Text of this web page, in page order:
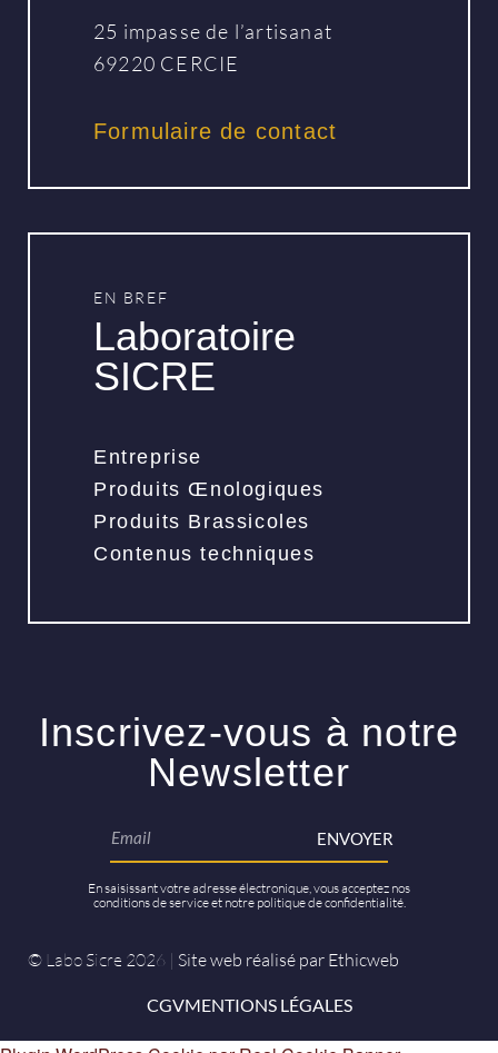
25 impasse de l’artisanat
69220 CERCIE
Formulaire de contact
EN BREF
Laboratoire
SICRE
Entreprise
Produits Œnologiques
Produits Brassicoles
Contenus techniques
Inscrivez-vous à notre
Newsletter
ENVOYER
En saisissant votre adresse électronique, vous acceptez nos
conditions de service et notre politique de confidentialité.
© Labo Sicre 2026 | Site web réalisé par Ethicweb
CGVMENTIONS LÉGALES